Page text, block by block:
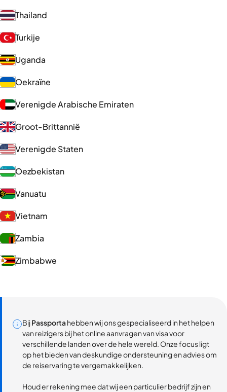
Thailand
Turkije
Uganda
Oekraïne
Verenigde Arabische Emiraten
Groot-Brittannië
Verenigde Staten
Oezbekistan
Vanuatu
Vietnam
Zambia
Zimbabwe
BijPassportahebben wij ons gespecialiseerd in het helpen
van reizigers bij het online aanvragen van visa voor
verschillende landen over de hele wereld. Onze focus ligt
op het bieden van deskundige ondersteuning en advies om
de reiservaring te vergemakkelijken.
Houd er rekening mee dat wij een particulier bedrijf zijn en